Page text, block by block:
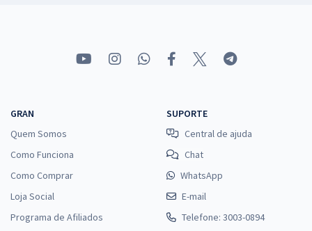
GRAN
Quem Somos
Como Funciona
Como Comprar
Loja Social
Programa de Afiliados
SUPORTE
Central de ajuda
Chat
WhatsApp
E-mail
Telefone: 3003-0894